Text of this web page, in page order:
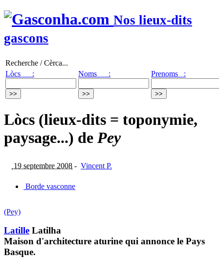
Nos lieux-dits
gascons
Recherche / Cèrca...
Lòcs :
Noms : Prenoms :
Lòcs (lieux-dits = toponymie,
paysage...) de Pey
19 septembre 2008 - Vincent P.
Borde vasconne
(Pey)
Latille Latilha
Maison d'architecture aturine qui annonce le Pays
Basque.